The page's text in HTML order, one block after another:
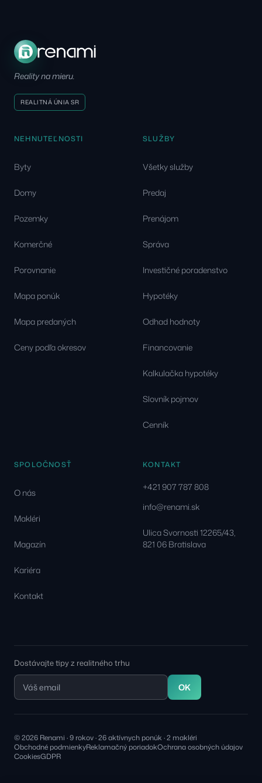
Reality na mieru.
REALITNÁ ÚNIA SR
NEHNUTEĽNOSTI
Byty
Domy
Pozemky
Komerčné
Porovnanie
Mapa ponúk
Mapa predaných
Ceny podľa okresov
SLUŽBY
Všetky služby
Predaj
Prenájom
Správa
Investičné poradenstvo
Hypotéky
Odhad hodnoty
Financovanie
Kalkulačka hypotéky
Slovník pojmov
Cenník
SPOLOČNOSŤ
O nás
Makléri
Magazín
Kariéra
Kontakt
KONTAKT
+421 907 787 808
info@renami.sk
Ulica Svornosti 12265/43,
821 06 Bratislava
Dostávajte tipy z realitného trhu
OK
© 2026 Renami · 9 rokov · 26 aktívnych ponúk · 2 makléri
Obchodné podmienkyReklamačný poriadokOchrana osobných údajov
CookiesGDPR